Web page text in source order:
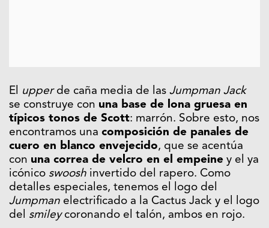
El upperde caña media de las Jumpman Jack
se construye con una base de lona gruesa en
típicos tonos de Scott: marrón. Sobre esto, nos
encontramos una composición de panales de
cuero en blanco envejecido, que se acentúa
con una correa de velcro en el empeine y el ya
icónico swoosh invertido del rapero. Como
detalles especiales, tenemos el logo del
Jumpman electrificado a la Cactus Jack y el logo
del smileycoronando el talón, ambos en rojo.